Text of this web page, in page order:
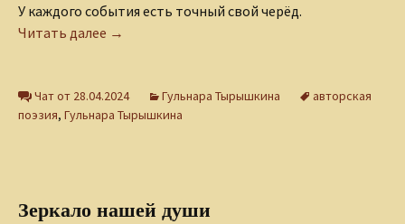
У каждого события есть точный свой черёд.
Читать далее Остановись, мгновение!..
→
Чат от 28.04.2024 Гульнара Тырышкина
авторская
поэзия, Гульнара Тырышкина
Зеркало нашей души